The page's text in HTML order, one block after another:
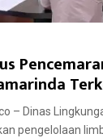
– Dinas
pengelolaan